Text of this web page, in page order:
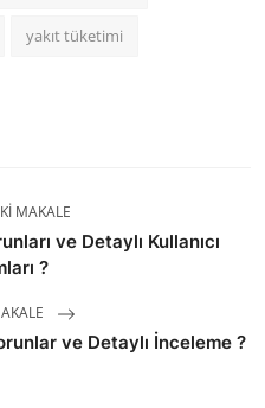
yakıt tüketimi
MAKALE
ve Detaylı Kullanıcı
?
ve Detaylı İnceleme ?